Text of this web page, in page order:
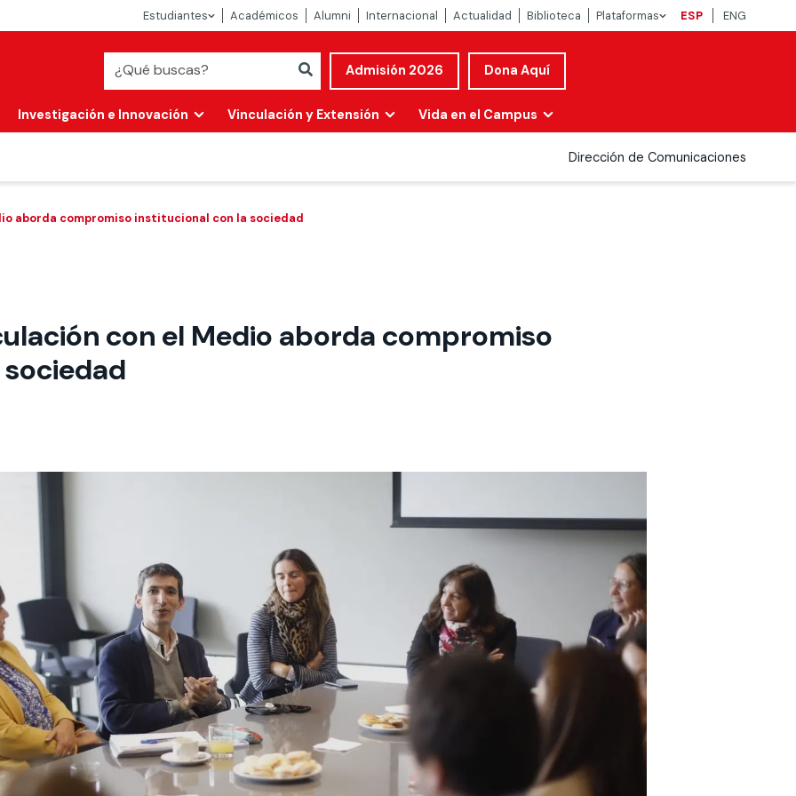
Estudiantes Académicos Alumni Internacional Actualidad Biblioteca Plataformas ESP ENG
Admisión 2026 Dona Aquí
Investigación e Innovación Vinculación y Extensión Vida en el Campus
Dirección de Comunicaciones
aborda compromiso institucional con la sociedad
con el Medio aborda compromiso